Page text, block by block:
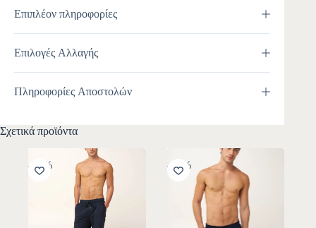
Επιπλέον πληροφορίες
Επιλογές Αλλαγής
Πληροφορίες Αποστολών
Σχετικά προϊόντα
-10% -10%